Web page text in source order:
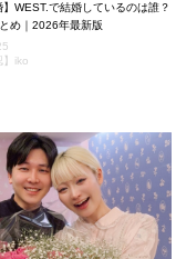
】WEST.で結婚しているのは誰？
め｜2026年最新版
】iko